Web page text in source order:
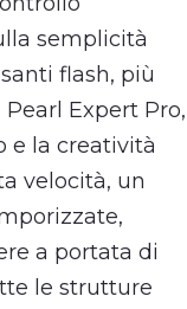
semplicità
flash, più
Expert Pro,
e la creatività
velocità, un
a portata di
le strutture